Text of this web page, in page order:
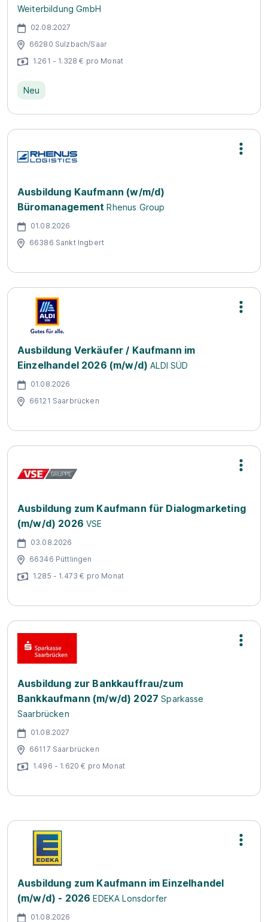
Weiterbildung GmbH
02.08.2027
66280 Sulzbach/Saar
1.261 - 1.328 € pro Monat
Neu
Ausbildung Kaufmann (w/m/d)
Büromanagement Rhenus Group
01.08.2026
66386 Sankt Ingbert
Ausbildung Verkäufer / Kaufmann im
Einzelhandel 2026 (m/w/d) ALDI SÜD
01.08.2026
66121 Saarbrücken
Ausbildung zum Kaufmann für Dialogmarketing
(m/w/d) 2026 VSE
03.08.2026
66346 Püttlingen
1.285 - 1.473 € pro Monat
Ausbildung zur Bankkauffrau/zum
Bankkaufmann (m/w/d) 2027 Sparkasse
Saarbrücken
01.08.2027
66117 Saarbrücken
1.496 - 1.620 € pro Monat
Ausbildung zum Kaufmann im Einzelhandel
(m/w/d) - 2026 EDEKA Lonsdorfer
01.08.2026